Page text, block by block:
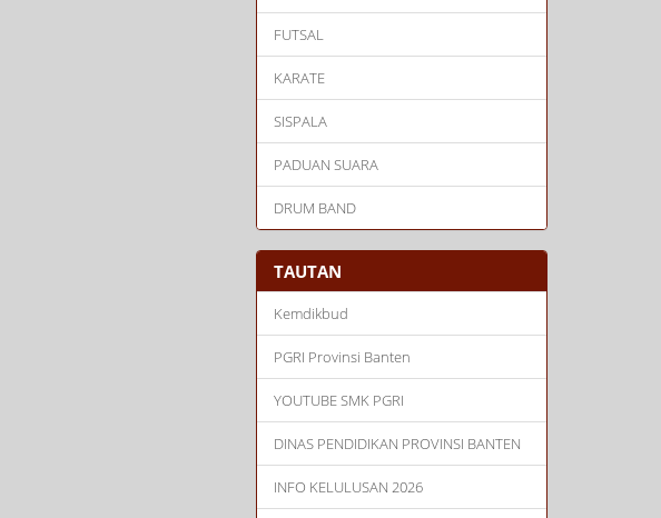
FUTSAL
KARATE
SISPALA
PADUAN SUARA
DRUM BAND
TAUTAN
Kemdikbud
PGRI Provinsi Banten
YOUTUBE SMK PGRI
DINAS PENDIDIKAN PROVINSI BANTEN
INFO KELULUSAN 2026